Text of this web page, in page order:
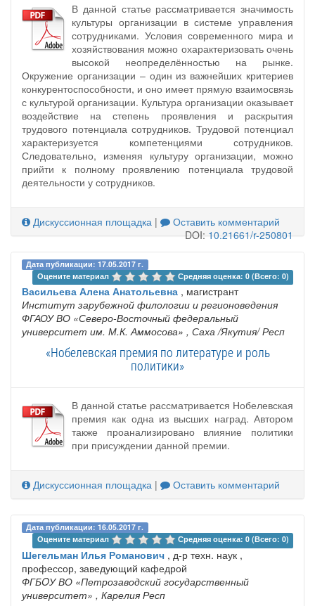
В данной статье рассматривается значимость
культуры организации в системе управления
сотрудниками. Условия современного мира и
хозяйствования можно охарактеризовать очень
высокой неопределённостью на рынке.
Окружение организации – один из важнейших критериев
конкурентоспособности, и оно имеет прямую взаимосвязь
с культурой организации. Культура организации оказывает
воздействие на степень проявления и раскрытия
трудового потенциала сотрудников. Трудовой потенциал
характеризуется компетенциями сотрудников.
Следовательно, изменяя культуру организации, можно
прийти к полному проявлению потенциала трудовой
деятельности у сотрудников.
Дискуссионная площадка |
Оставить комментарий
DOI:10.21661/r-250801
Дата публикации: 17.05.2017 г.
Оцените материал
Средняя оценка: 0 (Всего: 0)
Васильева Алена Анатольевна , магистрант
Институт зарубежной филологии и регионоведения
ФГАОУ ВО «Северо-Восточный федеральный
университет им. М.К. Аммосова» , Саха /Якутия/ Респ
«Нобелевская премия по литературе и роль
политики»
В данной статье рассматривается Нобелевская
премия как одна из высших наград. Автором
также проанализировано влияние политики
при присуждении данной премии.
Дискуссионная площадка | Оставить комментарий
Дата публикации: 16.05.2017 г.
Оцените материал
Средняя оценка: 0 (Всего: 0)
Шегельман Илья Романович , д-р техн. наук ,
профессор, заведующий кафедрой
ФГБOУ ВО «Петрозаводский государственный
университет» , Карелия Респ